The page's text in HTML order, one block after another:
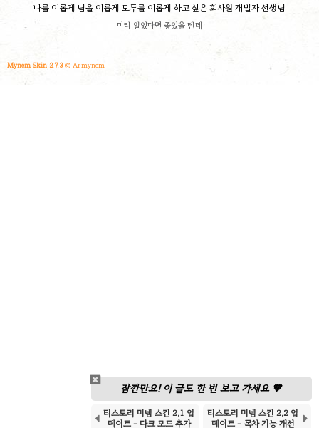
나를 이롭게 남을 이롭게 모두를 이롭게 하고 싶은 회사원 개발자 선생님
미리 알았다면 좋았을 텐데
Mynem Skin 2.7.3© Armynem
잠깐만요! 이 글도 한 번 보고 가세요 🧡
 티스토리 미넴 스킨 2.1 업
데이트 - 다크 모드 추가
티스토리 미넴 스킨 2.2 업
데이트 - 목차 기능 개선
